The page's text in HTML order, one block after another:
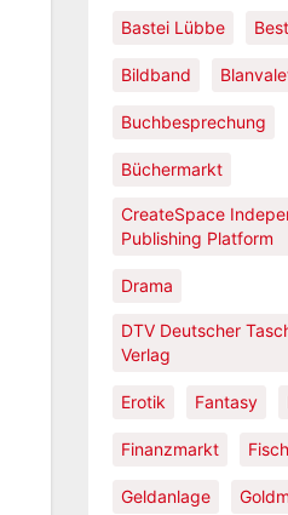
Bastei Lübbe
Bildband
Buchbesprechung
Büchermarkt
CreateSpace
Publishing Platform
Drama
DTV Deutscher
Verlag
Erotik Fantasy
Finanzmarkt
Geldanlage